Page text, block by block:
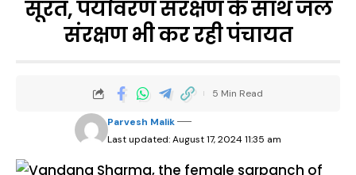
सूरत, पर्यावरण संरक्षण के साथ जल
संरक्षण भी कर रही पंचायत
Last updated: August 17, 2024 11:35 am
Parvesh Malik
5 Min Read